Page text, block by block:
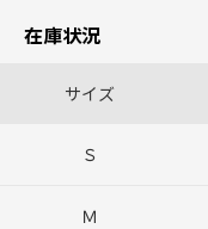
在庫状況
サイズ
Ｓ
Ｍ